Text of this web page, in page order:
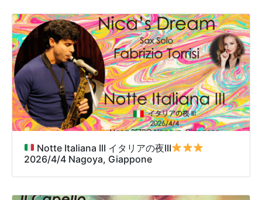
Notte Italiana III イタリアの夜III
2026/4/4 Nagoya, Giappone